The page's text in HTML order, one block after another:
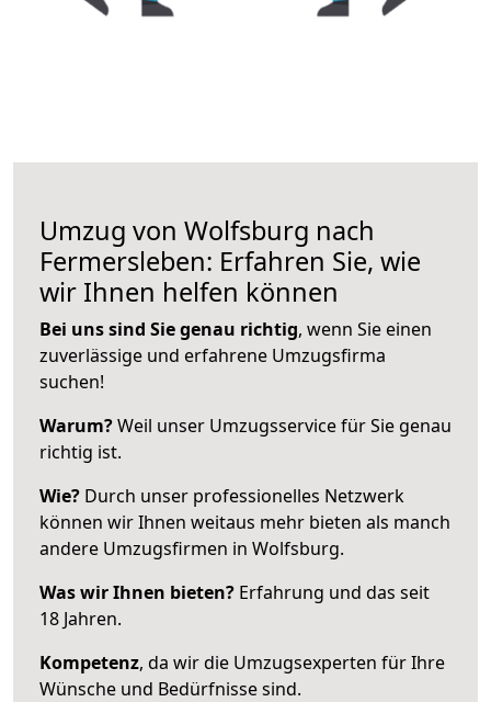
Umzug von Wolfsburg nach
Fermersleben: Erfahren Sie, wie
wir Ihnen helfen können
Bei uns sind Sie genau richtig, wenn Sie einen
zuverlässige und erfahrene Umzugsfirma
suchen!
Warum?Weil unser Umzugsservice für Sie genau
richtig ist.
Wie? Durch unser professionelles Netzwerk
können wir Ihnen weitaus mehr bieten als manch
andere Umzugsfirmen in Wolfsburg.
Was wir Ihnen bieten? Erfahrung und das seit
18 Jahren.
Kompetenz, da wir die Umzugsexperten für Ihre
Wünsche und Bedürfnisse sind.